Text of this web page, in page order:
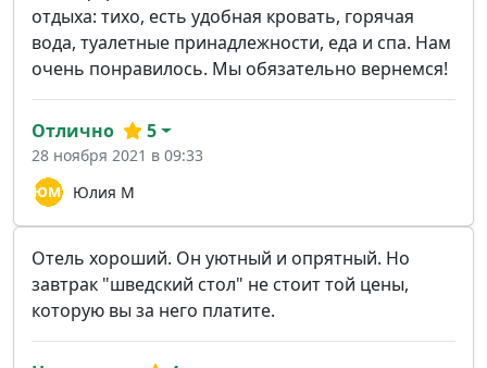
отдыха: тихо, есть удобная кровать, горячая
вода, туалетные принадлежности, еда и спа. Нам
очень понравилось. Мы обязательно вернемся!
Юлия М
Отлично 5
28 ноября 2021 в 09:33
Отель хороший. Он уютный и опрятный. Но
завтрак "шведский стол" не стоит той цены,
которую вы за него платите.